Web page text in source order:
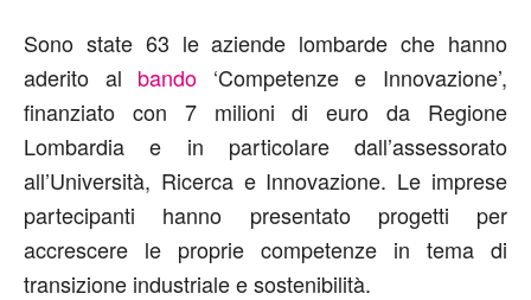
Sono state 63 le aziende lombarde che hanno
aderito al bando ‘Competenze e Innovazione’,
finanziato con 7 milioni di euro da Regione
Lombardia e in particolare dall’assessorato
all’Università, Ricerca e Innovazione. Le imprese
partecipanti hanno presentato progetti per
accrescere le proprie competenze in tema di
transizione industriale e sostenibilità.